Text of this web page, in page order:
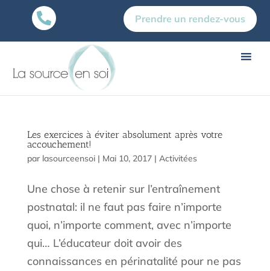
 Prendre un rendez-vous
Les exercices à éviter absolument après votre
accouchement!
par lasourceensoi| Mai 10, 2017| Activitées
Une chose à retenir sur l’entraînement
postnatal: il ne faut pas faire n’importe
quoi, n’importe comment, avec n’importe
qui… L’éducateur doit avoir des
connaissances en périnatalité pour ne pas